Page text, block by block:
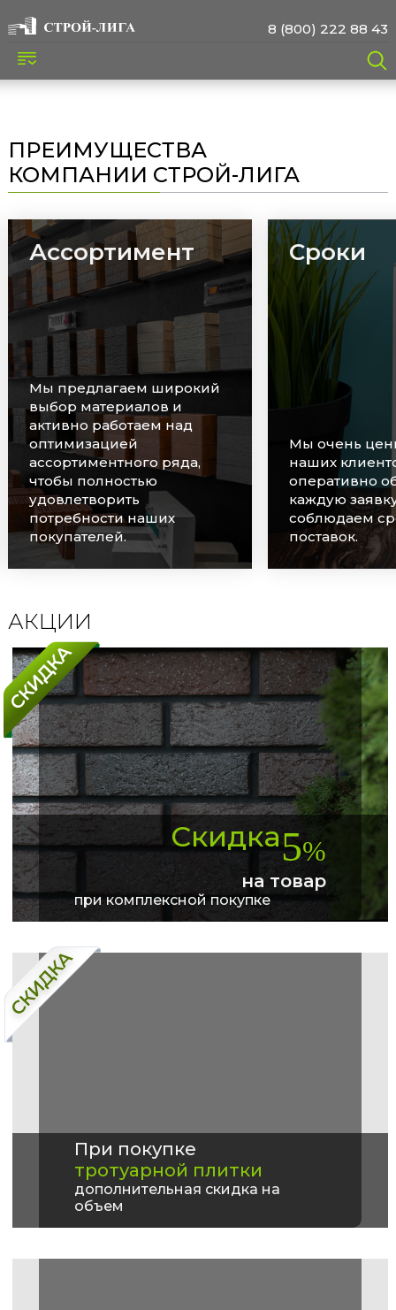
8 (800) 222 88 43
ПРЕИМУЩЕСТВА
КОМПАНИИ СТРОЙ-ЛИГА
Ассортимент
Мы предлагаем широкий
выбор материалов и
активно работаем над
оптимизацией
ассортиментного ряда,
чтобы полностью
удовлетворить
потребности наших
покупателей.
Сроки
Мы очень
наших
оперативно
каждую
соблюдаем
поставок.
АКЦИИ
Скидка5%
на товар
при комплексной покупке
При покупке
тротуарной плитки
дополнительная скидка на
объем